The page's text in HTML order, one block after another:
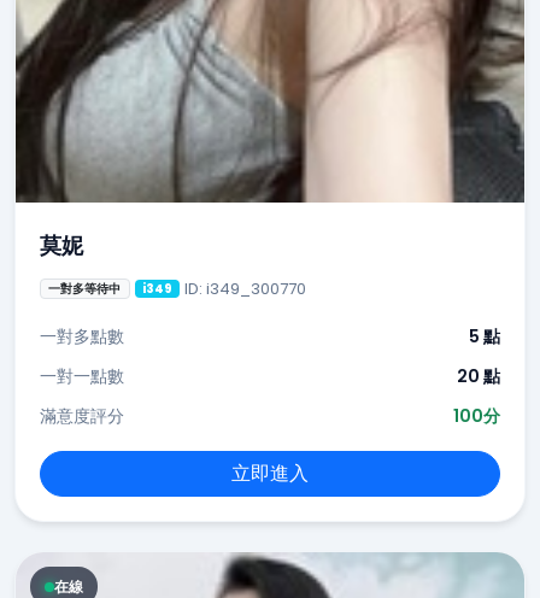
莫妮
一對多等待中 i349 ID: i349_300770
一對多點數
5 點
一對一點數
20 點
滿意度評分
100分
立即進入
在線